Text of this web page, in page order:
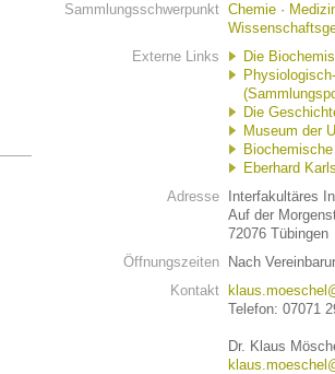
Sammlungsschwerpunkt Chemie ·
Externe Links
Die
Die
Museum der
Eberhard
Adresse
Interfakultäres
Auf der
72076 Tübingen
Öffnungszeiten
Nach
Kontakt
Telefon: 07071
Dr. Klaus